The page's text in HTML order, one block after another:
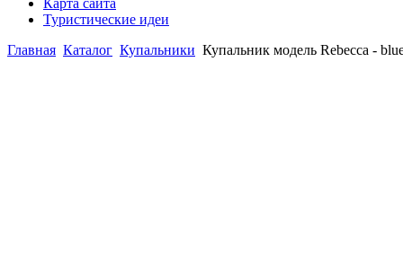
Карта сайта
Туристические идеи
Главная Каталог Купальники Купальник модель Rebecca -